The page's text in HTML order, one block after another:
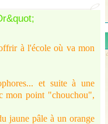
à l'école où va mon
et suite à une
mon point "chouchou",
jaune pâle à un orange